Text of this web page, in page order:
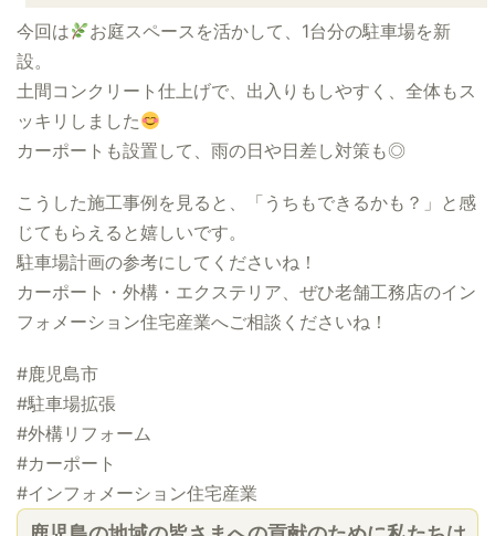
今回は
お庭スペースを活かして、1台分の駐車場を新
設。
土間コンクリート仕上げで、出入りもしやすく、全体もス
ッキリしました
カーポートも設置して、雨の日や日差し対策も◎
こうした施工事例を見ると、「うちもできるかも？」と感
じてもらえると嬉しいです。
駐車場計画の参考にしてくださいね！
カーポート・外構・エクステリア、ぜひ老舗工務店のイン
フォメーション住宅産業へご相談くださいね！
#鹿児島市
#駐車場拡張
#外構リフォーム
#カーポート
#インフォメーション住宅産業